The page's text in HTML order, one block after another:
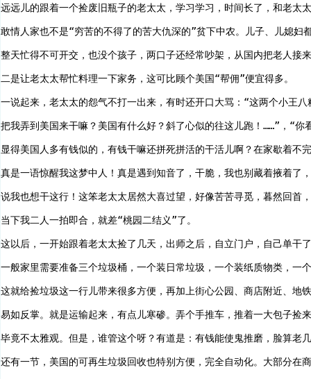
远远儿的跟着一个捡废旧瓶子的老太太，学习学习，时间长了，和老太
敢情人家也不是“穷苦的不得了的苦大仇深的”贫下中农。儿子、儿媳妇
整天忙得不可开交，也没个孩子，两口子还经常吵架，从国内把老人接
二是让老太太帮忙料理一下家务，这可比顾个美国“帮佣”便宜得多。
一说起来，老太太的怨气不打一出来，有时还开口大骂：“这两个小王八
把我弄到美国来干嘛？美国有什么好？斜了心似的往这儿跑！……”，“你
显得美国人多有钱似的，有钱干嘛还拼死拼活的干活儿啊？在家歇着不
真是一语惊醒我这梦中人！真是遇到知音了，干脆，我也别藏着掖着了
说我也想干这行！这笨老太太居然大喜过望，好像苦苦寻觅，暮然回首
当下我二人一拍即合，就差“桃园二结义”了。
这以后，一开始跟着老太太捡了几天，出师之后，自立门户，自己单干
一般家里需要准备三个垃圾桶，一个装日常垃圾，一个装纸质物类，一
这就给捡垃圾这一行儿带来很多方便，再加上街心公园、商店附近、地
易如反掌。就是运输起来，有点儿寒碜。弄个手推车，推着一大包子捡
毕竟不太雅观。但是，谁管这个呀？有道是：有钱能使鬼推磨，脸算老
还有一节，美国的可再生垃圾回收也特别方便，完全自动化。大部分在